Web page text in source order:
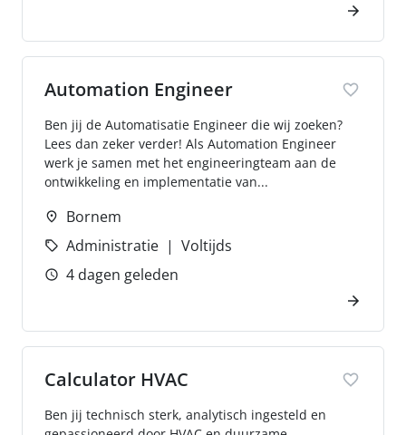
Automation Engineer
Ben jij de Automatisatie Engineer die wij zoeken?
Lees dan zeker verder! Als Automation Engineer
werk je samen met het engineeringteam aan de
ontwikkeling en implementatie van...
Bornem
Administratie
Voltijds
4 dagen geleden
Calculator HVAC
Ben jij technisch sterk, analytisch ingesteld en